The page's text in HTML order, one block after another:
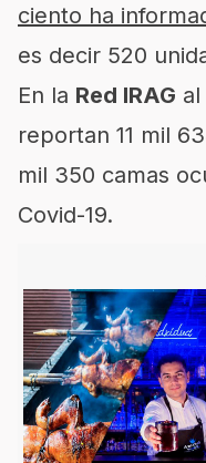
ciento ha
es decir 520
En la Red IRAG
reportan 11 mil
mil 350 camas
Covid-19.